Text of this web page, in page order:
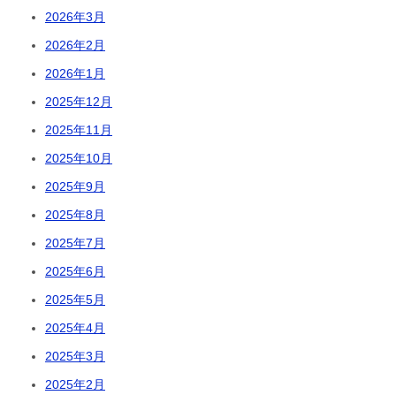
2026年3月
2026年2月
2026年1月
2025年12月
2025年11月
2025年10月
2025年9月
2025年8月
2025年7月
2025年6月
2025年5月
2025年4月
2025年3月
2025年2月